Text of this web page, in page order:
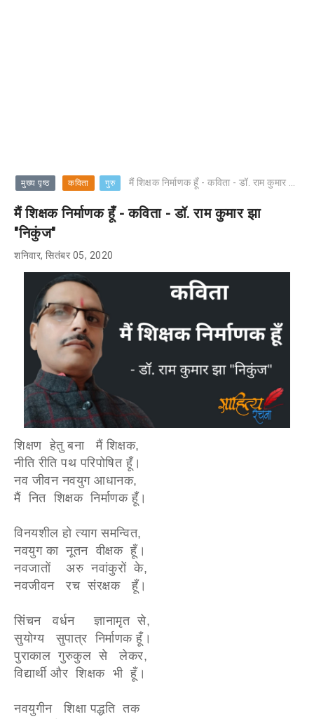
मुख्य पृष्ठ कविता गुरु मैं शिक्षक निर्माणक हूँ - कविता - डॉ. राम कुमार झा "निकुंज"
मैं शिक्षक निर्माणक हूँ - कविता - डॉ. राम कुमार झा
"निकुंज"
शनिवार, सितंबर 05, 2020
शिक्षण हेतु बना मैं शिक्षक,
नीति रीति पथ परिपोषित हूँ।
नव जीवन नवयुग आधानक,
मैं नित शिक्षक निर्माणक हूँ।
विनयशील हो त्याग समन्वित,
नवयुग का नूतन वीक्षक हूँ।
नवजातों अरु नवांकुरों के,
नवजीवन रच संरक्षक हूँ।
सिंचन वर्धन ज्ञानामृत से,
सुयोग्य सुपात्र निर्माणक हूँ।
पुराकाल गुरुकुल से लेकर,
विद्यार्थी और शिक्षक भी हूँ।
नवयुगीन शिक्षा पद्धति तक